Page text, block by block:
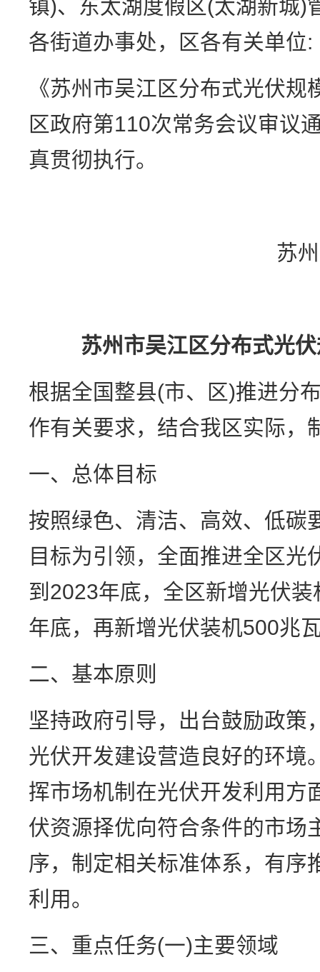
镇)、东太湖度假区(太湖新城)
各街道办事处，区各有关单位:
《苏州市吴江区分布式光伏
区政府第110次常务会议审议
真贯彻执行。
苏
苏州市吴江区分布式光
根据全国整县(市、区)推进分
作有关要求，结合我区实际，
一、总体目标
按照绿色、清洁、高效、低碳
目标为引领，全面推进全区光
到2023年底，全区新增光伏
年底，再新增光伏装机500兆
二、基本原则
坚持政府引导，出台鼓励政策
光伏开发建设营造良好的环境
挥市场机制在光伏开发利用方
伏资源择优向符合条件的市场
序，制定相关标准体系，有序
利用。
三、重点任务(一)主要领域